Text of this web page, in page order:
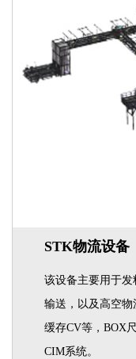
STK物流设备
该设备主要用于
输送，以及高空物
缓存CV等，BOX
CIM系统。